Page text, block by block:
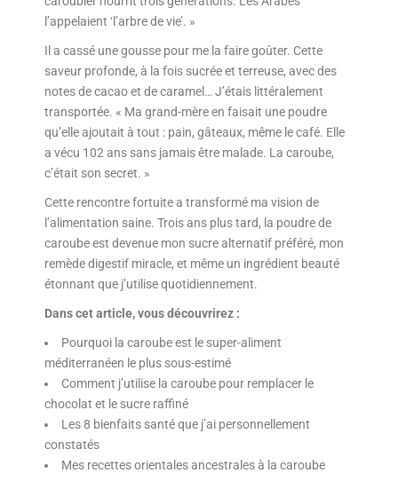
l’appelaient ‘l’arbre de vie’. »
Il a cassé une gousse pour me la faire goûter. Cette
saveur profonde, à la fois sucrée et terreuse, avec des
notes de cacao et de caramel… J’étais littéralement
transportée. « Ma grand-mère en faisait une poudre
qu’elle ajoutait à tout : pain, gâteaux, même le café. Elle
a vécu 102 ans sans jamais être malade. La caroube,
c’était son secret. »
Cette rencontre fortuite a transformé ma vision de
l’alimentation saine. Trois ans plus tard, la poudre de
caroube est devenue mon sucre alternatif préféré, mon
remède digestif miracle, et même un ingrédient beauté
étonnant que j’utilise quotidiennement.
Dans cet article, vous découvrirez :
Pourquoi la caroube est le super-aliment
méditerranéen le plus sous-estimé
Comment j’utilise la caroube pour remplacer le
chocolat et le sucre raffiné
Les 8 bienfaits santé que j’ai personnellement
constatés
Mes recettes orientales ancestrales à la caroube